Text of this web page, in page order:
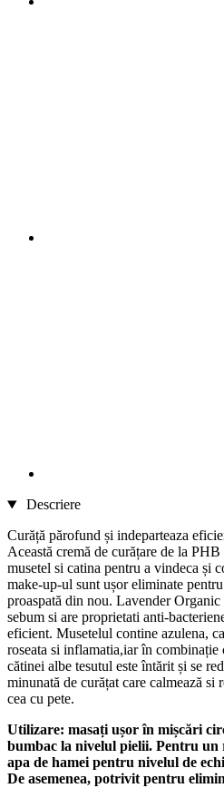
Descriere
Curăță părofund și indeparteaza
Această cremă de curățare de la
musetel si catina pentru a vindeca și
make-up-ul sunt ușor eliminate
proaspată din nou. Lavender
sebum si are proprietati anti-
eficient. Musetelul contine azulena,
roseata si inflamatia,iar în combinație
cătinei albe tesutul este întărit și se
minunată de curățat care calmează si
cea cu pete.
Utilizare: masați ușor în mișcări
bumbac la nivelul pielii. Pentru
apa de hamei pentru nivelul de
De asemenea, potrivit pentru